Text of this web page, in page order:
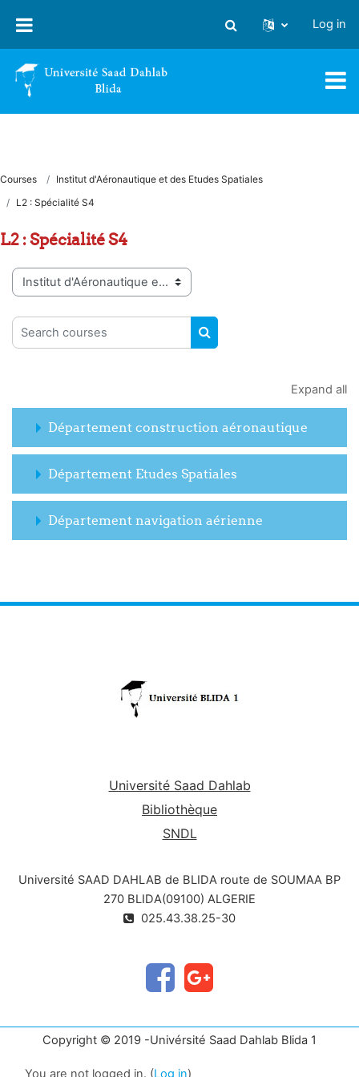
Toggle search input
Log in
Courses
Institut d'Aéronautique et des Etudes Spatiales
L2 : Spécialité S4
L2 : Spécialité S4
Course categories
Search courses
SEARCH COURSES
Expand all
Département construction aéronautique
Département Etudes Spatiales
Département navigation aérienne
Université Saad Dahlab
Bibliothèque
SNDL
Université SAAD DAHLAB de BLIDA route de SOUMAA BP
270 BLIDA(09100) ALGERIE
025.43.38.25-30
Copyright © 2019 -Univérsité Saad Dahlab Blida 1
You are not logged in. (Log in)